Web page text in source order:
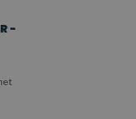
-